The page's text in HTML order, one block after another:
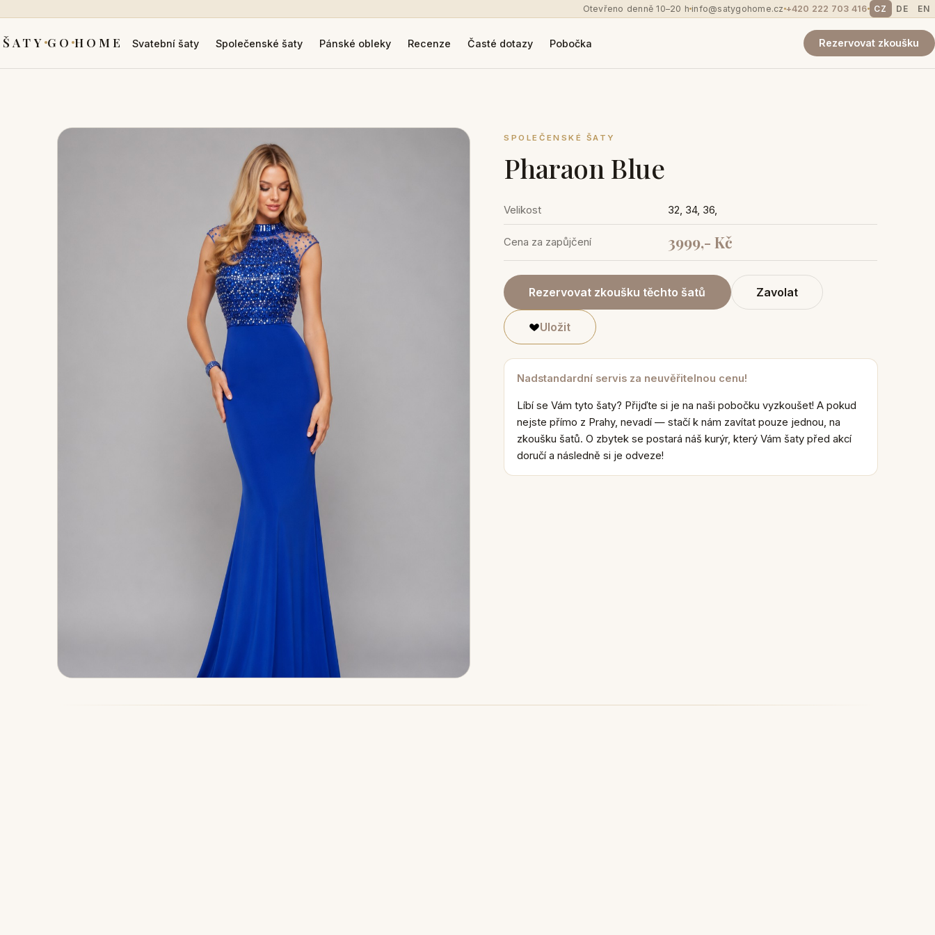
Otevřeno denně 10–20 h info@satygohome.cz +420 222 703 416 CZ DE EN
ŠATY GOHOME Svatební šaty Společenské šaty Pánské obleky Recenze Časté dotazy Pobočka Rezervovat zkoušku
SPOLEČENSKÉ ŠATY
Pharaon Blue
Velikost 32, 34, 36,
Cena za zapůjčení 3999,- Kč
Rezervovat zkoušku těchto šatů Zavolat
Uložit
Nadstandardní servis za neuvěřitelnou cenu!
Líbí se Vám tyto šaty? Přijďte si je na naši pobočku vyzkoušet! A pokud
nejste přímo z Prahy, nevadí — stačí k nám zavítat pouze jednou, na
zkoušku šatů. O zbytek se postará náš kurýr, který Vám šaty před akcí
doručí a následně si je odveze!